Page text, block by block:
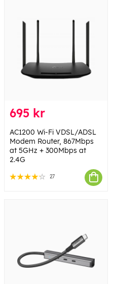
695 kr
AC1200 Wi-Fi VDSL/ADSL
Modem Router, 867Mbps
at 5GHz + 300Mbps at
2.4G
27